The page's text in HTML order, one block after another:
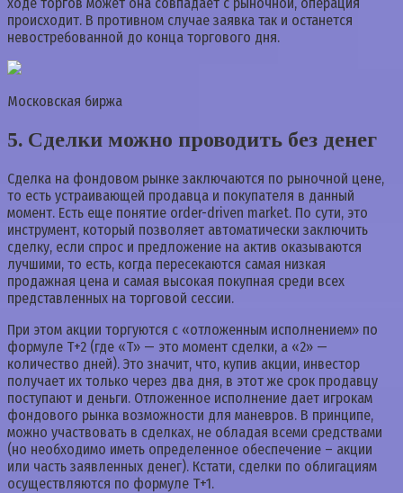
происходит. В противном случае заявка так и останется
невостребованной до конца торгового дня.
Московская биржа
5. Сделки можно проводить без денег
Сделка на фондовом рынке заключаются по рыночной цене,
то есть устраивающей продавца и покупателя в данный
момент. Есть еще понятие order-driven market. По сути, это
инструмент, который позволяет автоматически заключить
сделку, если спрос и предложение на актив оказываются
лучшими, то есть, когда пересекаются самая низкая
продажная цена и самая высокая покупная среди всех
представленных на торговой сессии.
При этом акции торгуются с «отложенным исполнением» по
формуле Т+2 (где «Т» — это момент сделки, а «2» —
количество дней). Это значит, что, купив акции, инвестор
получает их только через два дня, в этот же срок продавцу
поступают и деньги. Отложенное исполнение дает игрокам
фондового рынка возможности для маневров. В принципе,
можно участвовать в сделках, не обладая всеми средствами
(но необходимо иметь определенное обеспечение – акции
или часть заявленных денег). Кстати, сделки по облигациям
осуществляются по формуле Т+1.